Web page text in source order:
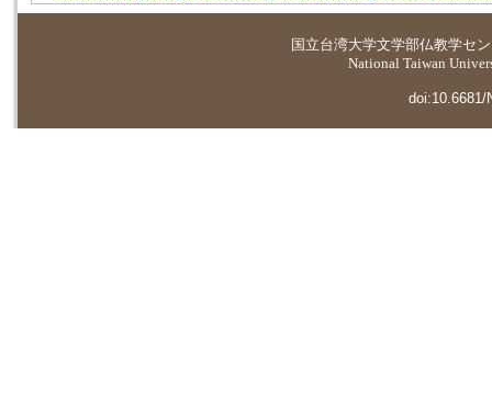
国立台湾大学文学部仏教学セ
National Taiwan
doi:10.6681/